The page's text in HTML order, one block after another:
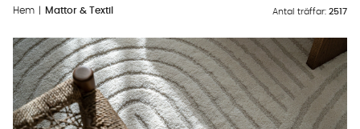
Hem Mattor & Textil Antal träffar: 2517